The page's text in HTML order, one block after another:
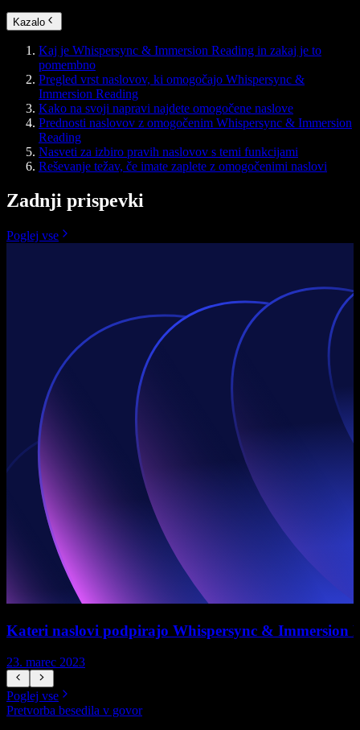
Kazalo
Kaj je Whispersync & Immersion Reading in zakaj je to
pomembno
Pregled vrst naslovov, ki omogočajo Whispersync &
Immersion Reading
Kako na svoji napravi najdete omogočene naslove
Prednosti naslovov z omogočenim Whispersync & Immersion
Reading
Nasveti za izbiro pravih naslovov s temi funkcijami
Reševanje težav, če imate zaplete z omogočenimi naslovi
Zadnji prispevki
Poglej vse
Kateri naslovi podpirajo Whispersync & Immersion
23. marec 2023
Poglej vse
Pretvorba besedila v govor